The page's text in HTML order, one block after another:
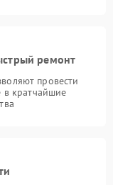
ремонт
провести
в кратчайшие